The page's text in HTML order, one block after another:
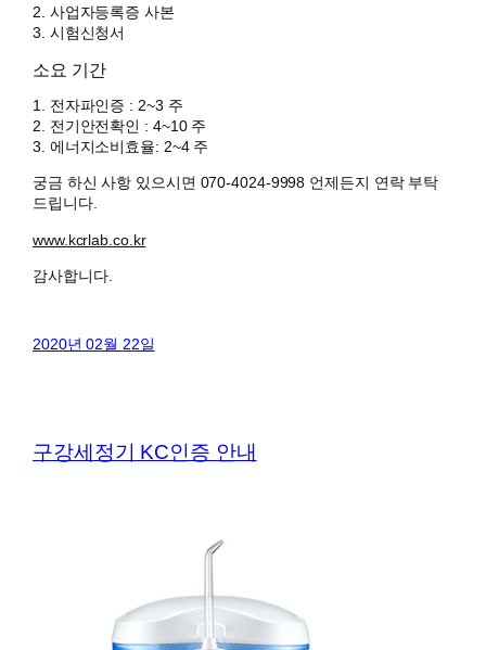
2. 사업자등록증 사본
3. 시험신청서
소요 기간
1. 전자파인증 : 2~3 주
2. 전기안전확인 : 4~10 주
3. 에너지소비효율: 2~4 주
궁금 하신 사항 있으시면 070-4024-9998 언제든지 연락 부탁
드립니다.
www.kcrlab.co.kr
감사합니다.
2020년 02월 22일
구강세정기 KC인증 안내